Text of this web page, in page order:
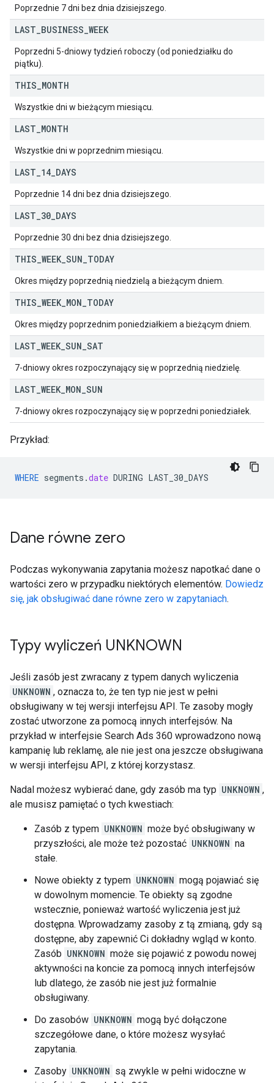
Poprzednie 7 dni bez dnia dzisiejszego.
LAST BUSINESS WEEK
Poprzedni 5-dniowy tydzień roboczy (od poniedziałku do
piątku).
THIS MONTH
Wszystkie dni w bieżącym miesiącu.
LAST MONTH
Wszystkie dni w poprzednim miesiącu.
LAST 14 DAYS
Poprzednie 14 dni bez dnia dzisiejszego.
LAST 30 DAYS
Poprzednie 30 dni bez dnia dzisiejszego.
THIS WEEK SUN TODAY
Okres między poprzednią niedzielą a bieżącym dniem.
THIS WEEK MON TODAY
Okres między poprzednim poniedziałkiem a bieżącym dniem.
LAST WEEK SUN SAT
7-dniowy okres rozpoczynający się w poprzednią niedzielę.
LAST WEEK MON SUN
7-dniowy okres rozpoczynający się w poprzedni poniedziałek.
Przykład:
WHERE segments .date DURING LAST_30_DAYS
Dane równe zero
Podczas wykonywania zapytania możesz napotkać dane o
wartości zero w przypadku niektórych elementów. Dowiedz
się, jak obsługiwać dane równe zero w zapytaniach.
Typy wyliczeń UNKNOWN
Jeśli zasób jest zwracany z typem danych wyliczenia
UNKNOWN , oznacza to, że ten typ nie jest w pełni
obsługiwany w tej wersji interfejsu API. Te zasoby mogły
zostać utworzone za pomocą innych interfejsów. Na
przykład w interfejsie Search Ads 360 wprowadzono nową
kampanię lub reklamę, ale nie jest ona jeszcze obsługiwana
w wersji interfejsu API, z której korzystasz.
Nadal możesz wybierać dane, gdy zasób ma typ UNKNOWN ,
ale musisz pamiętać o tych kwestiach:
Zasób z typem UNKNOWN może być obsługiwany w
przyszłości, ale może też pozostać UNKNOWN na
stałe.
Nowe obiekty z typem UNKNOWN mogą pojawiać się
w dowolnym momencie. Te obiekty są zgodne
wstecznie, ponieważ wartość wyliczenia jest już
dostępna. Wprowadzamy zasoby z tą zmianą, gdy są
dostępne, aby zapewnić Ci dokładny wgląd w konto.
Zasób UNKNOWN może się pojawić z powodu nowej
aktywności na koncie za pomocą innych interfejsów
lub dlatego, że zasób nie jest już formalnie
obsługiwany.
Do zasobów UNKNOWN mogą być dołączone
szczegółowe dane, o które możesz wysyłać
zapytania.
Zasoby UNKNOWN są zwykle w pełni widoczne w